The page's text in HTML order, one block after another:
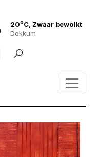
20oC, Zwaar bewolkt
Dokkum